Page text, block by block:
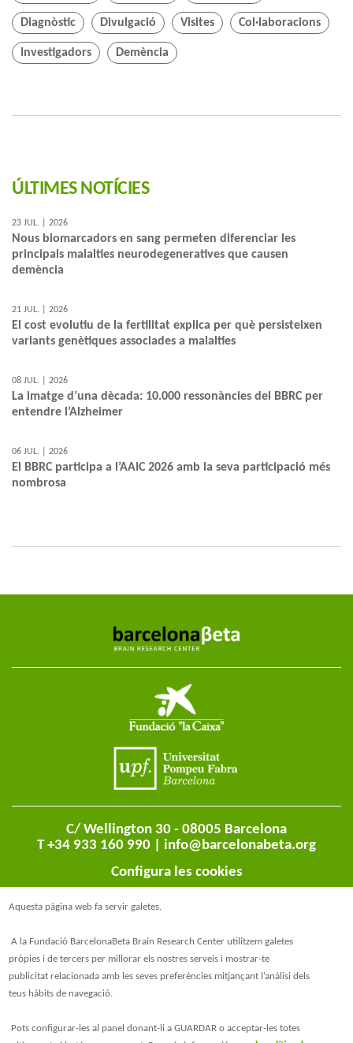
Diagnòstic Divulgació Visites Col·laboracions
Investigadors Demència
ÚLTIMES NOTÍCIES
23 JUL. | 2026
Nous biomarcadors en sang permeten diferenciar les
principals malalties neurodegeneratives que causen
demència
21 JUL. | 2026
El cost evolutiu de la fertilitat explica per què persisteixen
variants genètiques associades a malalties
08 JUL. | 2026
La imatge d’una dècada: 10.000 ressonàncies del BBRC per
entendre l’Alzheimer
06 JUL. | 2026
El BBRC participa a l’AAIC 2026 amb la seva participació més
nombrosa
C/ Wellington 30 - 08005 Barcelona
T +34 933 160 990 | info@barcelonabeta.org
@BarcelonaBeta
Configura les cookies
Aquesta pàgina web fa servir galetes.
A la Fundació BarcelonaBeta Brain Research Center utilitzem galetes
pròpies i de tercers per millorar els nostres serveis i mostrar-te
publicitat relacionada amb les seves preferències mitjançant l’anàlisi dels
teus hàbits de navegació.
Pots configurar-les al panel donant-li a GUARDAR o acceptar-les totes